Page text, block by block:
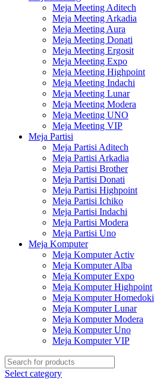
Meja Meeting Aditech
Meja Meeting Arkadia
Meja Meeting Aura
Meja Meeting Donati
Meja Meeting Ergosit
Meja Meeting Expo
Meja Meeting Highpoint
Meja Meeting Indachi
Meja Meeting Lunar
Meja Meeting Modera
Meja Meeting UNO
Meja Meeting VIP
Meja Partisi
Meja Partisi Aditech
Meja Partisi Arkadia
Meja Partisi Brother
Meja Partisi Donati
Meja Partisi Highpoint
Meja Partisi Ichiko
Meja Partisi Indachi
Meja Partisi Modera
Meja Partisi Uno
Meja Komputer
Meja Komputer Activ
Meja Komputer Alba
Meja Komputer Expo
Meja Komputer Highpoint
Meja Komputer Homedoki
Meja Komputer Lunar
Meja Komputer Modera
Meja Komputer Uno
Meja Komputer VIP
Select category